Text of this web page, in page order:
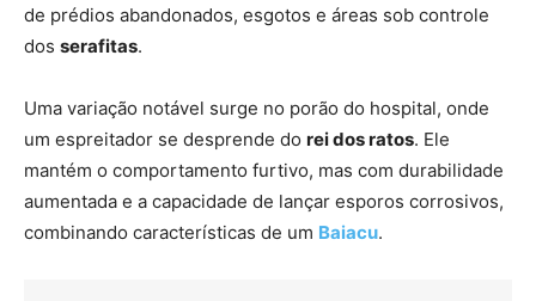
de prédios abandonados, esgotos e áreas sob controle
dos serafitas.
Uma variação notável surge no porão do hospital, onde
um espreitador se desprende do rei dos ratos. Ele
mantém o comportamento furtivo, mas com durabilidade
aumentada e a capacidade de lançar esporos corrosivos,
combinando características de um Baiacu.